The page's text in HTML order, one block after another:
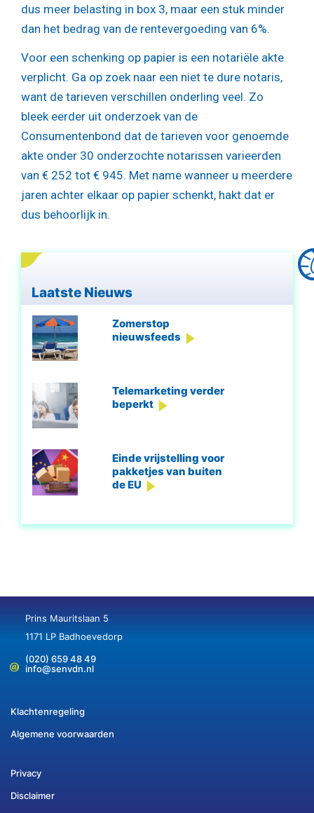
dus meer belasting in box 3, maar een stuk minder
dan het bedrag van de rentevergoeding van 6%.
Voor een schenking op papier is een notariële akte
verplicht. Ga op zoek naar een niet te dure notaris,
want de tarieven verschillen onderling veel. Zo
bleek eerder uit onderzoek van de
Consumentenbond dat de tarieven voor genoemde
akte onder 30 onderzochte notarissen varieerden
van € 252 tot € 945. Met name wanneer u meerdere
jaren achter elkaar op papier schenkt, hakt dat er
dus behoorlijk in.
Laatste Nieuws
Zomerstop
nieuwsfeeds
Telemarketing verder
beperkt
Einde vrijstelling voor
pakketjes van buiten
de EU
Prins Mauritslaan 5
1171 LP Badhoevedorp
(020) 659 48 49
info@senvdn.nl
Klachtenregeling
Algemene voorwaarden
Privacy
Disclaimer